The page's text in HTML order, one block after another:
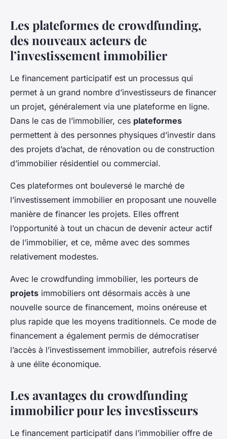
Les plateformes de crowdfunding,
des nouveaux acteurs de
l’investissement immobilier
Le financement participatif est un processus qui
permet à un grand nombre d’investisseurs de financer
un projet, généralement via une plateforme en ligne.
Dans le cas de l’immobilier, ces plateformes
permettent à des personnes physiques d’investir dans
des projets d’achat, de rénovation ou de construction
d’immobilier résidentiel ou commercial.
Ces plateformes ont bouleversé le marché de
l’investissement immobilier en proposant une nouvelle
manière de financer les projets. Elles offrent
l’opportunité à tout un chacun de devenir acteur actif
de l’immobilier, et ce, même avec des sommes
relativement modestes.
Avec le crowdfunding immobilier, les porteurs de
projets immobiliers ont désormais accès à une
nouvelle source de financement, moins onéreuse et
plus rapide que les moyens traditionnels. Ce mode de
financement a également permis de démocratiser
l’accès à l’investissement immobilier, autrefois réservé
à une élite économique.
Les avantages du crowdfunding
immobilier pour les investisseurs
Le financement participatif dans l’immobilier offre de